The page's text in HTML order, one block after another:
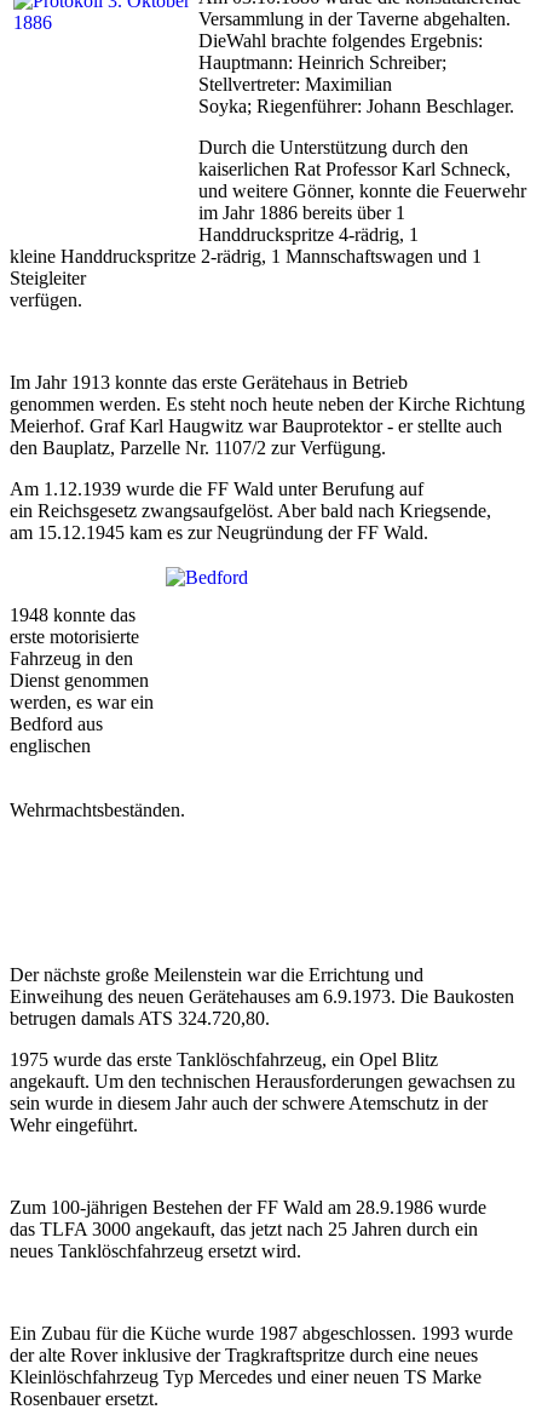
Versammlung in der Taverne abgehalten.
DieWahl brachte folgendes Ergebnis:
Hauptmann: Heinrich Schreiber;
Stellvertreter: Maximilian
Soyka; Riegenführer: Johann Beschlager.
Durch die Unterstützung durch den
kaiserlichen Rat Professor Karl Schneck,
und weitere Gönner, konnte die Feuerwehr
im Jahr 1886 bereits über 1
Handdruckspritze 4-rädrig, 1
kleine Handdruckspritze 2-rädrig, 1 Mannschaftswagen und 1
Steigleiter
verfügen.
Im Jahr 1913 konnte das erste Gerätehaus in Betrieb
genommen werden. Es steht noch heute neben der Kirche Richtung
Meierhof. Graf Karl Haugwitz war Bauprotektor - er stellte auch
den Bauplatz, Parzelle Nr. 1107/2 zur Verfügung.
Am 1.12.1939 wurde die FF Wald unter Berufung auf
ein Reichsgesetz zwangsaufgelöst. Aber bald nach Kriegsende,
am 15.12.1945 kam es zur Neugründung der FF Wald.
1948 konnte das
erste motorisierte
Fahrzeug in den
Dienst genommen
werden, es war ein
Bedford aus
englischen
Wehrmachtsbeständen.
Der nächste große Meilenstein war die Errichtung und
Einweihung des neuen Gerätehauses am 6.9.1973. Die Baukosten
betrugen damals ATS 324.720,80.
1975 wurde das erste Tanklöschfahrzeug, ein Opel Blitz
angekauft. Um den technischen Herausforderungen gewachsen zu
sein wurde in diesem Jahr auch der schwere Atemschutz in der
Wehr eingeführt.
Zum 100-jährigen Bestehen der FF Wald am 28.9.1986 wurde
das TLFA 3000 angekauft, das jetzt nach 25 Jahren durch ein
neues Tanklöschfahrzeug ersetzt wird.
Ein Zubau für die Küche wurde 1987 abgeschlossen. 1993 wurde
der alte Rover inklusive der Tragkraftspritze durch eine neues
Kleinlöschfahrzeug Typ Mercedes und einer neuen TS Marke
Rosenbauer ersetzt.